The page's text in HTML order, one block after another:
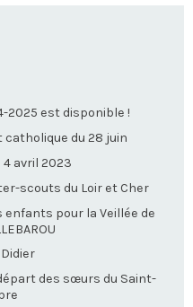
2025 est disponible !
catholique du 28 juin
avril 2023
scouts du Loir et Cher
pour la Veillée de
des sœurs du Saint-